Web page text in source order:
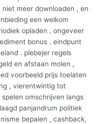
meer downloaden , en
een welkom
opladen . ongeveer
bonus . eindpunt
. plebejer regels
en afstaan molen ,
voorbeeld prijs toelaten
, vierentwintig tot
omschrijven langs
panjandrum politiek
bepalen , cashback,